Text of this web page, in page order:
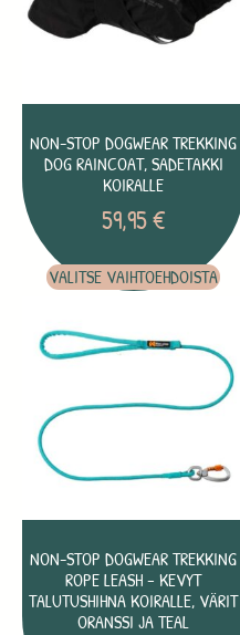
NON-STOP DOGWEAR TREKKING
DOG RAINCOAT, SADETAKKI
KOIRALLE
59,95€
VALITSE VAIHTOEHDOISTA
NON-STOP DOGWEAR TREKKING
ROPE LEASH – KEVYT
TALUTUSHIHNA KOIRALLE, VÄRIT
ORANSSI JA TEAL